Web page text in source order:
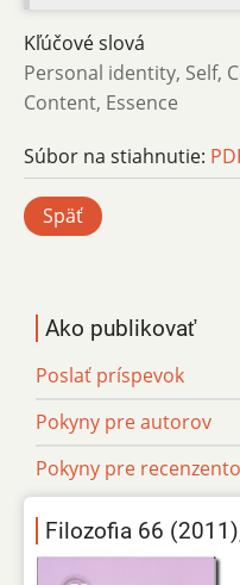
Kľúčové slová
Personal identity, Self,
Content, Essence
Súbor na stiahnutie:
Späť
Ako publikovať
Poslať príspevok
Pokyny pre autorov
Pokyny pre
Filozofia 66